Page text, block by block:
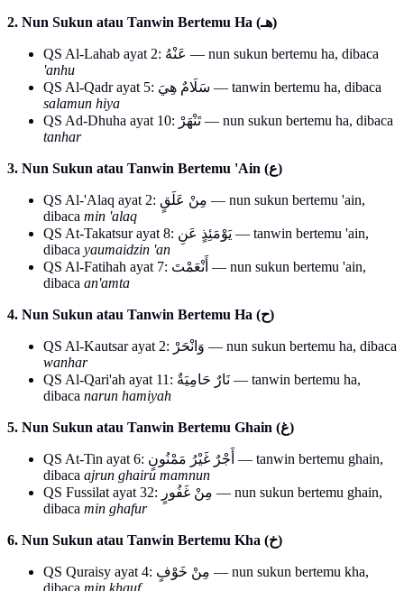
2. Nun Sukun atau Tanwin Bertemu Ha (هـ)
QS Al-Lahab ayat 2: عَنْهُ — nun sukun bertemu ha, dibaca
'anhu
QS Al-Qadr ayat 5: سَلَامٌ هِيَ — tanwin bertemu ha, dibaca
salamun hiya
QS Ad-Dhuha ayat 10: تَنْهَرْ — nun sukun bertemu ha, dibaca
tanhar
3. Nun Sukun atau Tanwin Bertemu 'Ain (ع)
QS Al-'Alaq ayat 2: مِنْ عَلَقٍ — nun sukun bertemu 'ain,
dibaca min 'alaq
QS At-Takatsur ayat 8: يَوْمَئِذٍ عَنِ — tanwin bertemu 'ain,
dibaca yaumaidzin 'an
QS Al-Fatihah ayat 7: أَنْعَمْتَ — nun sukun bertemu 'ain,
dibaca an'amta
4. Nun Sukun atau Tanwin Bertemu Ha (ح)
QS Al-Kautsar ayat 2: وَانْحَرْ — nun sukun bertemu ha, dibaca
wanhar
QS Al-Qari'ah ayat 11: نَارٌ حَامِيَةٌ — tanwin bertemu ha,
dibaca narun hamiyah
5. Nun Sukun atau Tanwin Bertemu Ghain (غ)
QS At-Tin ayat 6: أَجْرٌ غَيْرُ مَمْنُونٍ — tanwin bertemu ghain,
dibaca ajrun ghairu mamnun
QS Fussilat ayat 32: مِنْ غَفُورٍ — nun sukun bertemu ghain,
dibaca min ghafur
6. Nun Sukun atau Tanwin Bertemu Kha (خ)
QS Quraisy ayat 4: مِنْ خَوْفٍ — nun sukun bertemu kha,